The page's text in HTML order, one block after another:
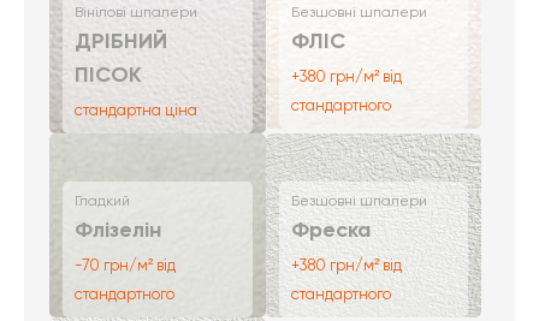
Вінілові шпалери
ДРІБНИЙ
ПІСОК
стандартна ціна
Безшовні шпалери
ФЛІС
+380 грн/м² від
стандартного
Гладкий
Флізелін
-70 грн/м² від
стандартного
Безшовні шпалери
Фреска
+380 грн/м² від
стандартного